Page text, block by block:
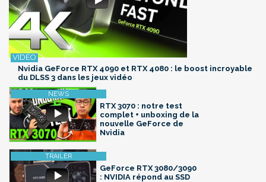
Nvidia GeForce RTX 4090 et RTX 4080 : le boost incroyable
du DLSS 3 dans les jeux vidéo
RTX 3070 : notre test
complet + unboxing de la
nouvelle GeForce de
Nvidia
GeForce RTX 3080/3090
: NVIDIA répond au SSD